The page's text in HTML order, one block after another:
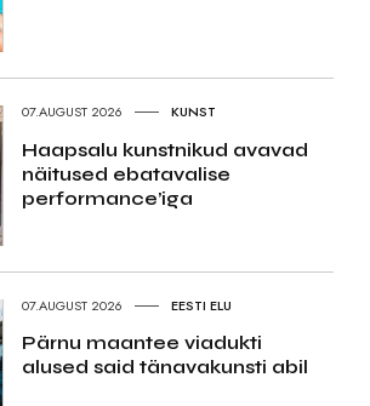
07.AUGUST 2026 KUNST
Haapsalu kunstnikud avavad
näitused ebatavalise
performance’iga
07.AUGUST 2026 EESTI ELU
Pärnu maantee viadukti
alused said tänavakunsti abil